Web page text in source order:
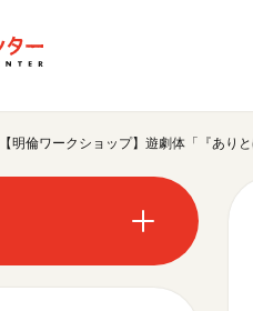
ご利用案内
イベントに参加する
催中のイベント
作室を使う
【明倫ワークショップ】遊劇体「『あり